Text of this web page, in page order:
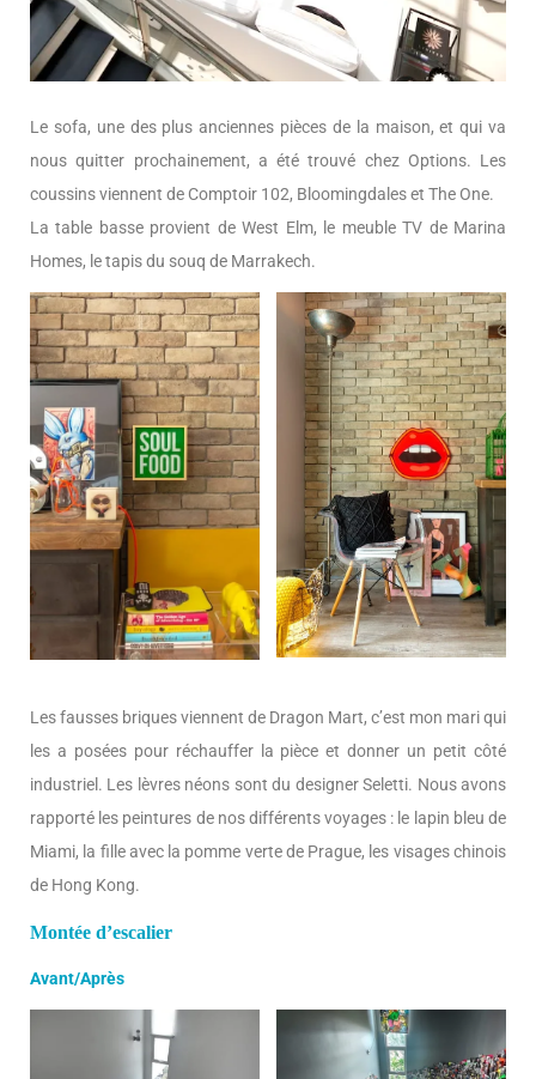
Le sofa, une des plus anciennes pièces de la maison, et qui va
nous quitter prochainement, a été trouvé chez Options. Les
coussins viennent de Comptoir 102, Bloomingdales et The One.
La table basse provient de West Elm, le meuble TV de Marina
Homes, le tapis du souq de Marrakech.
Les fausses briques viennent de Dragon Mart, c’est mon mari qui
les a posées pour réchauffer la pièce et donner un petit côté
industriel. Les lèvres néons sont du designer Seletti. Nous avons
rapporté les peintures de nos différents voyages : le lapin bleu de
Miami, la fille avec la pomme verte de Prague, les visages chinois
de Hong Kong.
Montée d’escalier
Avant/Après